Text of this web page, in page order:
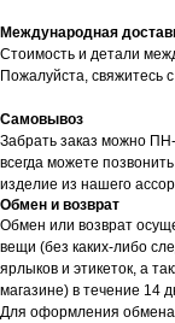
Международная
Стоимость и детали
Пожалуйста, свяжитесь
Самовывоз
Забрать заказ можно
всегда можете
изделие из нашего
Обмен и возврат
Обмен или возврат
вещи (без каких-либо
ярлыков и этикеток, а
магазине) в течение 14
Для оформления